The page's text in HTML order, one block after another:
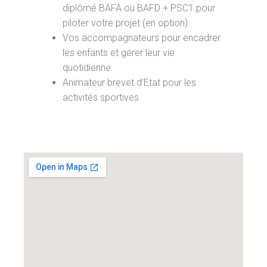
diplômé BAFA ou BAFD + PSC1 pour
piloter votre projet (en option)
Vos accompagnateurs pour encadrer
les enfants et gérer leur vie
quotidienne.
Animateur brevet d’Etat pour les
activités sportives